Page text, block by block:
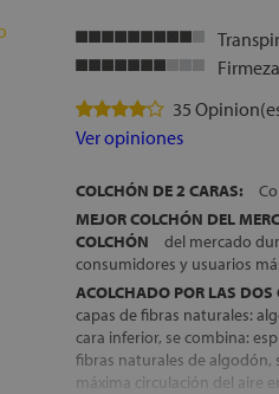
Firmeza
35
Ver opiniones
COLCHÓN DE 2 CARAS:
MEJOR COLCHÓN DEL
COLCHÓN
del mercado
consumidores y usuarios
ACOLCHADO POR LAS DOS
capas de fibras naturales:
cara inferior, se combina:
fibras naturales de algodón,
máxima circulación del aire